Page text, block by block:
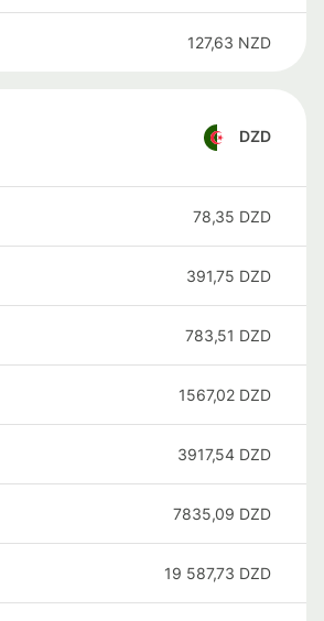
127,63 NZD
DZD
78,35 DZD
391,75 DZD
783,51 DZD
1567,02 DZD
3917,54 DZD
7835,09 DZD
19 587,73 DZD